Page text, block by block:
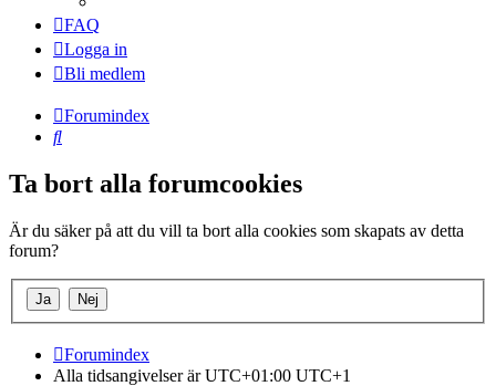
FAQ
Logga in
Bli medlem
Forumindex
Sök
Ta bort alla forumcookies
Är du säker på att du vill ta bort alla cookies som skapats av detta
forum?
Forumindex
Alla tidsangivelser är UTC+01:00 UTC+1